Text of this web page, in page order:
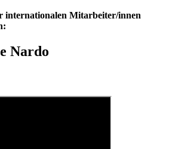
internationalen Mitarbeiter/innen
Nardo